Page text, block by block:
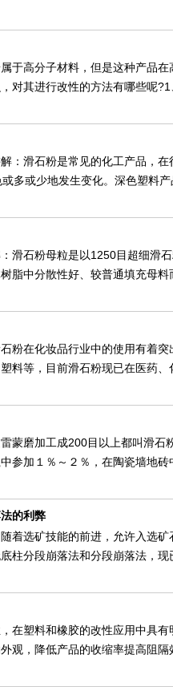
于高分子材料，但是这种产品
对其进行改性的方法有哪些呢
：滑石粉是常见的化工产品，
多或少地发生变化。深色塑料
滑石粉母粒是以1250目超细滑
脂中分散性好、较普通填充母料
粉在化妆品行业中的使用有着
等，目前滑石粉现已在医药、
蒙磨加工成200目以上都叫滑
加１％～２％，在陶瓷墙地砖
的利弊
着选矿技能的前进，允许入选
柱分段崩落法和分段崩落法，现
塑料和橡胶的改性应用中具有
观，降低产品的收缩率提高阻